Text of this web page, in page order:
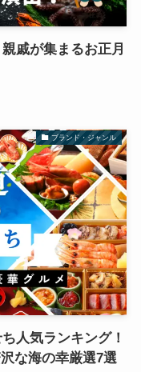
戚が集まるお正月
ブランド・ジャンル
人気ランキング！
な海の幸厳選7選